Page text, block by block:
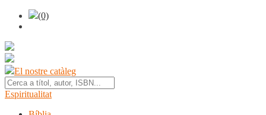
(0)
El nostre catàleg
Espiritualitat